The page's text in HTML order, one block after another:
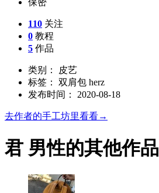
保密
110 关注
0 教程
5 作品
类别： 皮艺
标签： 双肩包 herz
发布时间： 2020-08-18
去作者的手工坊里看看→
君 男性的其他作品